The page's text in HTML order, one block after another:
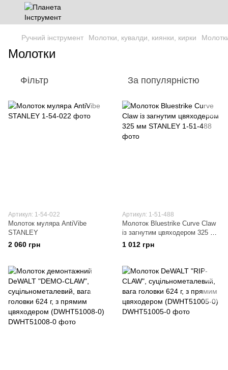
Ручний інструмент Молотки, кувалди, киянки, кирки
Молотки
Фільтр За популярністю
Артикул: 1-54-022
Молоток муляра AntiVibe
STANLEY
2 060 грн
Артикул: 1-51-488
Молоток Bluestrike Curve Claw
із загнутим цвяходером 325 мм
STANLEY
1 012 грн